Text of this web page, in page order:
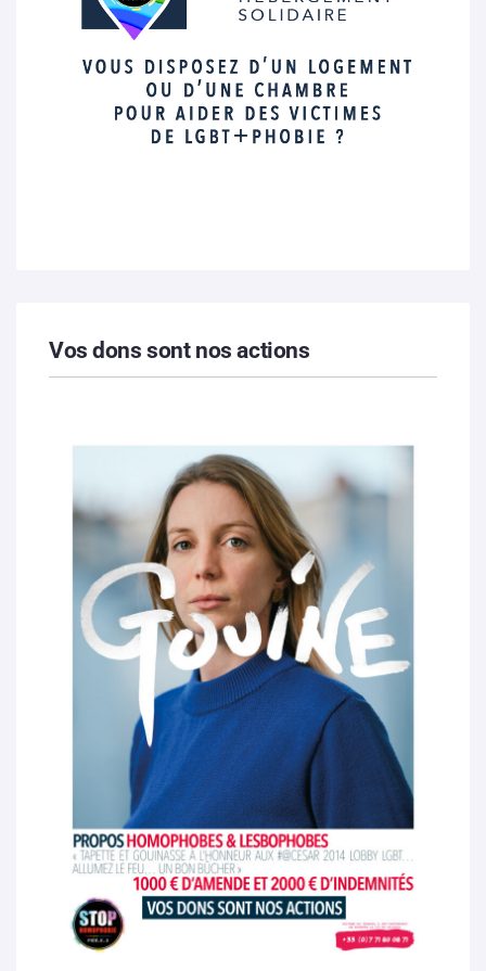
Vos dons sont nos actions